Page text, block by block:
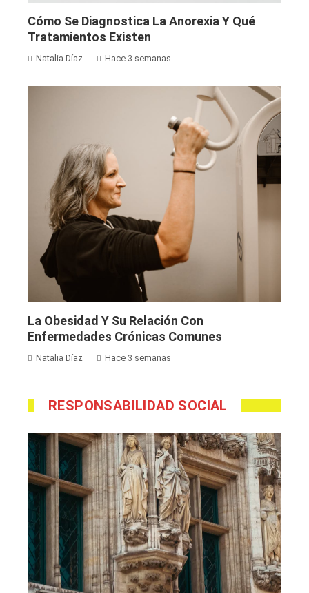
Cómo Se Diagnostica La Anorexia Y Qué
Tratamientos Existen
Natalia Díaz Hace 3 semanas
La Obesidad Y Su Relación Con
Enfermedades Crónicas Comunes
Natalia Díaz Hace 3 semanas
RESPONSABILIDAD SOCIAL